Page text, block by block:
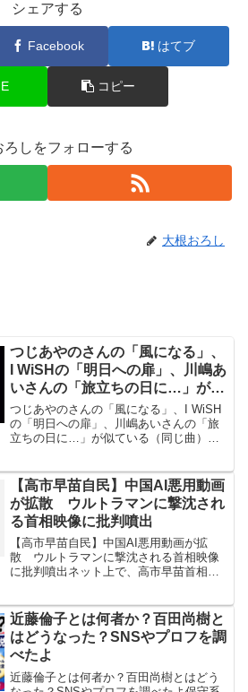
シェアする
Facebook はてブ
コピー
ろしをフォローする
大根おろし
つじあやのさんの「風になる」、
I WiSHの「明日への扉」、川嶋あ
いさんの「旅立ちの日に…」が似
ている（同じ曲）というTiktok動
画が面白かったので調べました
【カノン進行】
つじあやのさんの「風になる」、I WiSH
の「明日への扉」、川嶋あいさんの「旅
立ちの日に…」が似ている（同じ曲）と
白い #おもしろ動画 #衝撃 #...
【高市早苗自民】中国AI悪用動画
が拡散 ウルトラマンに撃沈され
る首相映像に批判噴出
【高市早苗自民】中国AI悪用動画が拡
散 ウルトラマンに撃沈される首相映像
に批判噴出ネット上で、高市早苗首相と
の声が出る一方、「侮辱行為」「不謹
慎」「版権侵害ではないか...
近藤倫子とは何者か？百田尚樹と
はどうなった？SNSやプロフを調
べたよ
近藤倫子とは何者か？百田尚樹とはどう